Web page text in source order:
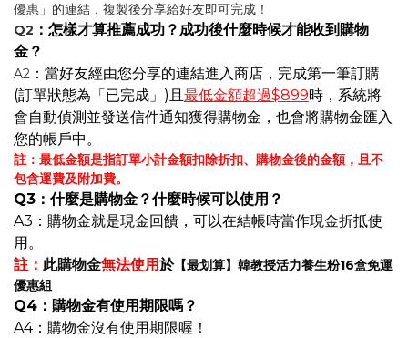
優惠」的連結，複製後分享給好友即可完成！
Q2 ：怎樣才算推薦成功？成功後什麼時候才能收到購物
金？
A2 ：當好友經由您分享的連結進入商店，完成第一筆訂購
(訂單狀態為「已完成」)且 最低金額超過$899時，系統將
會自動偵測並發送信件通知獲得購物金，也會將購物金匯入
您的帳戶中。
註： 最低金額是指訂單小計金額扣除折扣、購物金後的金額，且不
包含運費及附加費。
Q3 ：什麼是購物金？什麼時候可以使用？
A3：購物金就是現金回饋，可以在結帳時當作現金折抵使
用。
註： 此購物金無法使用於【最划算】韓教授活力養生粉16盒免運
優惠組
Q4：購物金有使用期限嗎？
A4 ：購物金沒有使用期限喔！